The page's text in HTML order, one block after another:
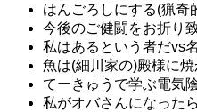
はんごろしにする(猟奇
今後のご健闘をお折り
私はあるという者だvs
魚は(細川家の)殿様に焼
てーきゅうで学ぶ電気
私がオバさんになった